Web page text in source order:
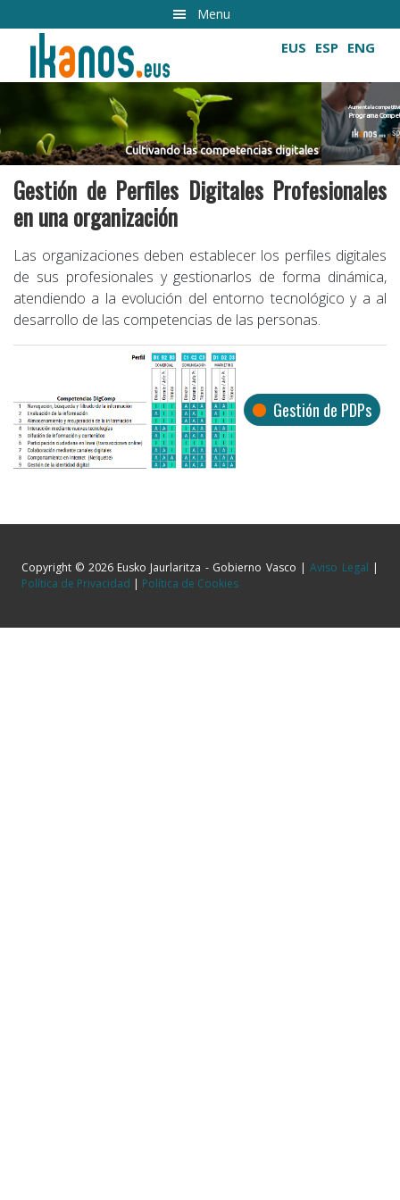
al
contenido
principal
Menu
EUS ESP ENG
Cultivando las competencias digitales
Aumenta la competitividad de tu empresa
Programa Competencias Digitales
Cultivando las competencias digitales
Gestión de Perfiles Digitales Profesionales
en una organización
Las organizaciones deben establecer los perfiles digitales
de sus profesionales y gestionarlos de forma dinámica,
atendiendo a la evolución del entorno tecnológico y a al
desarrollo de las competencias de las personas.
Gestión de PDPs
Copyright © 2026 Eusko Jaurlaritza - Gobierno Vasco |Aviso Legal |
Política de Privacidad | Política de Cookies